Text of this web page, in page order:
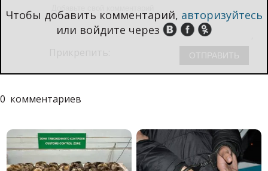
Чтобы добавить комментарий, авторизуйтесь
или войдите через
0 комментариев